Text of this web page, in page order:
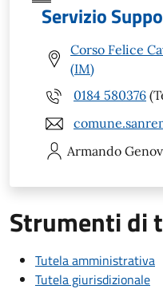
Servizio
Corso Felice
(IM)
0184 580376
Armando
Strumenti di
Tutela amministrativa
Tutela giurisdizionale